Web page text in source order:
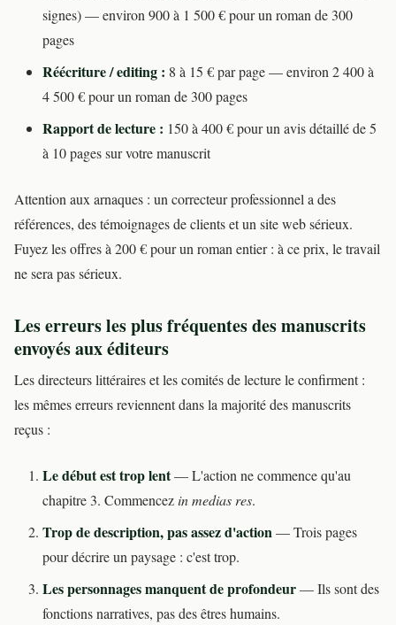
signes) — environ 900 à 1 500 € pour un roman de 300
pages
Réécriture / editing : 8 à 15 € par page — environ 2 400 à
4 500 € pour un roman de 300 pages
Rapport de lecture : 150 à 400 € pour un avis détaillé de 5
à 10 pages sur votre manuscrit
Attention aux arnaques : un correcteur professionnel a des
références, des témoignages de clients et un site web sérieux.
Fuyez les offres à 200 € pour un roman entier : à ce prix, le travail
ne sera pas sérieux.
Les erreurs les plus fréquentes des manuscrits
envoyés aux éditeurs
Les directeurs littéraires et les comités de lecture le confirment :
les mêmes erreurs reviennent dans la majorité des manuscrits
reçus :
Le début est trop lent— L'action ne commence qu'au
chapitre 3. Commencezin medias res.
Trop de description, pas assez d'action— Trois pages
pour décrire un paysage : c'est trop.
Les personnages manquent de profondeur— Ils sont des
fonctions narratives, pas des êtres humains.